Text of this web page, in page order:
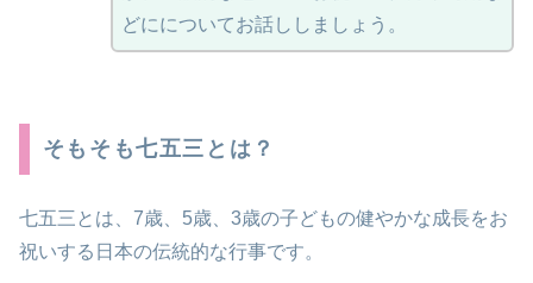
どにについてお話ししましょう。
そもそも七五三とは？
七五三とは、7歳、5歳、3歳の子どもの健やかな成長をお
祝いする日本の伝統的な行事です。